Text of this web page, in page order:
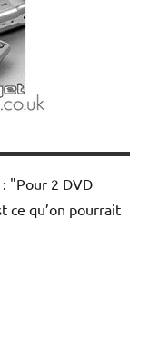
"Pour 2 DVD
ce qu’on pourrait